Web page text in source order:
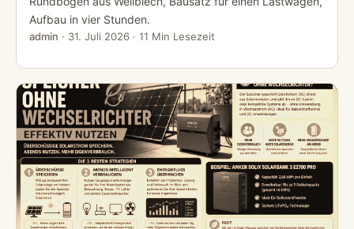
Musik
WhatsApp Inkognito Modus: So Chattest Du Jetzt
Geheim!
Mehr aus Allgemein Alle Artikel →